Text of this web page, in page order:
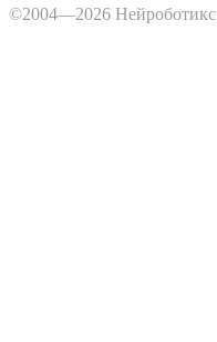
©2004—2026 Нейроботикс